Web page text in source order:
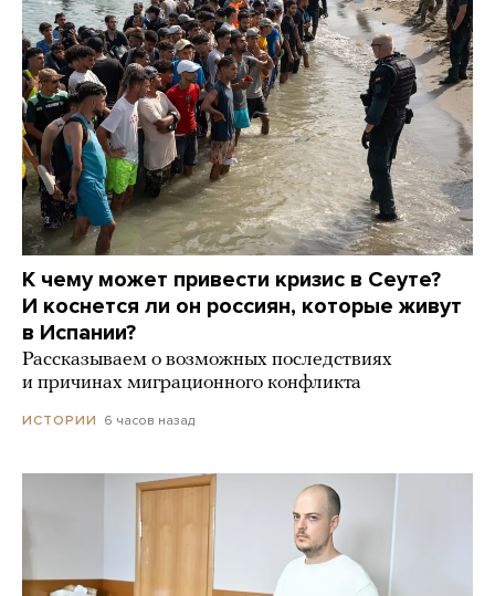
К чему может привести кризис в Сеуте?
И коснется ли он россиян, которые живут
в Испании?
Рассказываем о возможных последствиях
и причинах миграционного конфликта
ИСТОРИИ 6 часов назад